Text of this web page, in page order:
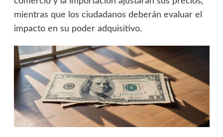
mientras que los ciudadanos deberán evaluar el
impacto en su poder adquisitivo.